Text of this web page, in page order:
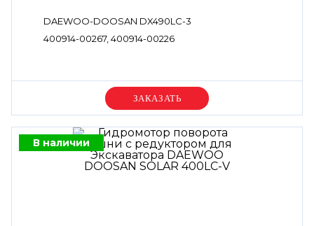
DAEWOO-DOOSAN DX490LC-3
400914-00267, 400914-00226
Уточняйте цену
В наличии